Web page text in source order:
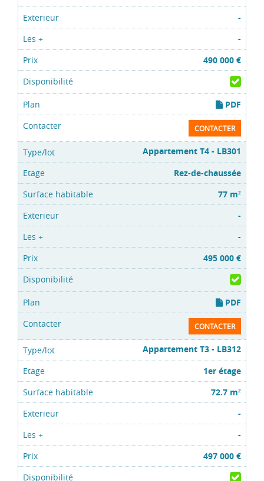
-
-
490 000 €
PDF
CONTACTER
Appartement T4 - LB301
Rez-de-chaussée
77 m2
-
-
495 000 €
PDF
CONTACTER
Appartement T3 - LB312
1er étage
72.7 m2
-
-
497 000 €